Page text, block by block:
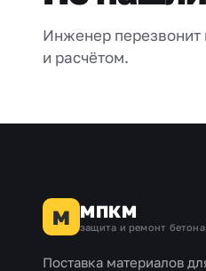
Инженер
и расчётом.
М МПКМ
защита и ремонт бетона
Поставка материалов